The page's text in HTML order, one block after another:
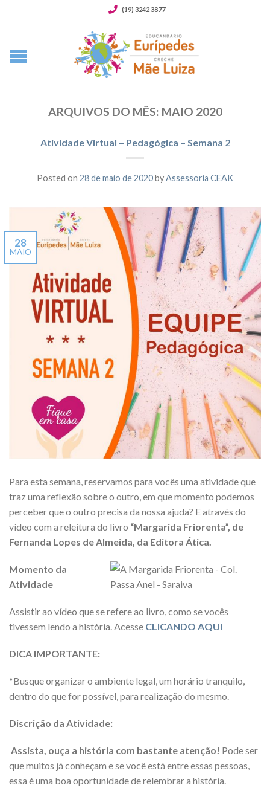
(19) 3242 3877
ARQUIVOS DO MÊS: MAIO 2020
Atividade Virtual – Pedagógica – Semana 2
Posted on 28 de maio de 2020byAssessoria CEAK
28
MAIO
Para esta semana, reservamos para vocês uma atividade que
traz uma reflexão sobre o outro, em que momento podemos
perceber que o outro precisa da nossa ajuda? E através do
vídeo com a releitura do livro “Margarida Friorenta”, de
Fernanda Lopes de Almeida, da Editora Ática.
Momento da
Atividade
Assistir ao vídeo que se refere ao livro, como se vocês
tivessem lendo a história. Acesse CLICANDO AQUI
DICA IMPORTANTE:
*Busque organizar o ambiente legal, um horário tranquilo,
dentro do que for possível, para realização do mesmo.
Discrição da Atividade:
Assista, ouça a história com bastante atenção! Pode ser
que muitos já conheçam e se você está entre essas pessoas,
essa é uma boa oportunidade de relembrar a história.